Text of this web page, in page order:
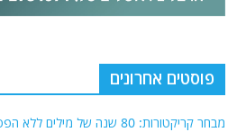
פוסטים אחרונים
מבחר קריקטורות: 80 שנה של מילים ללא הפסקה